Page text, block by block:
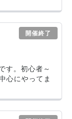
開催終了
す。初心者～
心にやってま